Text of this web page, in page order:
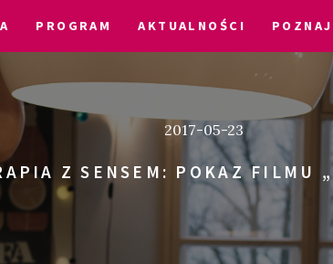
PROGRAM AKTUALNOŚCI
2017-05-23
Z SENSEM: POKAZ FILMU